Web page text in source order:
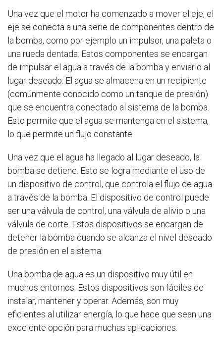
Una vez que el motor ha comenzado a mover el eje, el
eje se conecta a una serie de componentes dentro de
la bomba, como por ejemplo un impulsor, una paleta o
una rueda dentada. Estos componentes se encargan
de impulsar el agua a través de la bomba y enviarlo al
lugar deseado. El agua se almacena en un recipiente
(comúnmente conocido como un tanque de presión)
que se encuentra conectado al sistema de la bomba.
Esto permite que el agua se mantenga en el sistema,
lo que permite un flujo constante.
Una vez que el agua ha llegado al lugar deseado, la
bomba se detiene. Esto se logra mediante el uso de
un dispositivo de control, que controla el flujo de agua
a través de la bomba. El dispositivo de control puede
ser una válvula de control, una válvula de alivio o una
válvula de corte. Estos dispositivos se encargan de
detener la bomba cuando se alcanza el nivel deseado
de presión en el sistema.
Una bomba de agua es un dispositivo muy útil en
muchos entornos. Estos dispositivos son fáciles de
instalar, mantener y operar. Además, son muy
eficientes al utilizar energía, lo que hace que sean una
excelente opción para muchas aplicaciones.